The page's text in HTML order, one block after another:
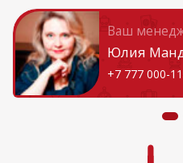
Ваш
Юлия
+7 777 000-